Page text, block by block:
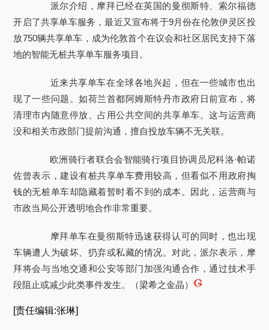
派尔介绍，摩拜已经在英国的曼彻斯特、索尔福德
开启了共享单车服务，最近又宣布将于9月份在伦敦伊灵区投
放750辆共享单车，成为伦敦首个在议会和社区居民支持下落
地的智能无桩共享单车服务项目。
近来共享单车在全球各地兴起，但在一些城市也出
现了一些问题。如荷兰首都阿姆斯特丹市政府日前宣布，将
清理市内随意停放、占用公共空间的共享单车。这与运营商
没和相关市政部门提前沟通，擅自投放车辆不无关联。
欧洲骑行者联合会智能骑行项目协调员尼科洛·帕诺
佐曾表示，建设有桩共享单车费用较高，但看似不用政府掏
钱的无桩单车却隐藏着暂时看不到的成本。因此，运营商与
市政当局公开透明地合作非常重要。
摩拜单车在曼彻斯特迅速获得认可的同时，也出现
车辆遭人为破坏、扔弃或私藏的情况。对此，派尔表示，摩
拜将会与当地交通和公安等部门加强沟通合作，通过技术手
段阻止或减少此类事件发生。（梁希之金晶）
[责任编辑:张琳]